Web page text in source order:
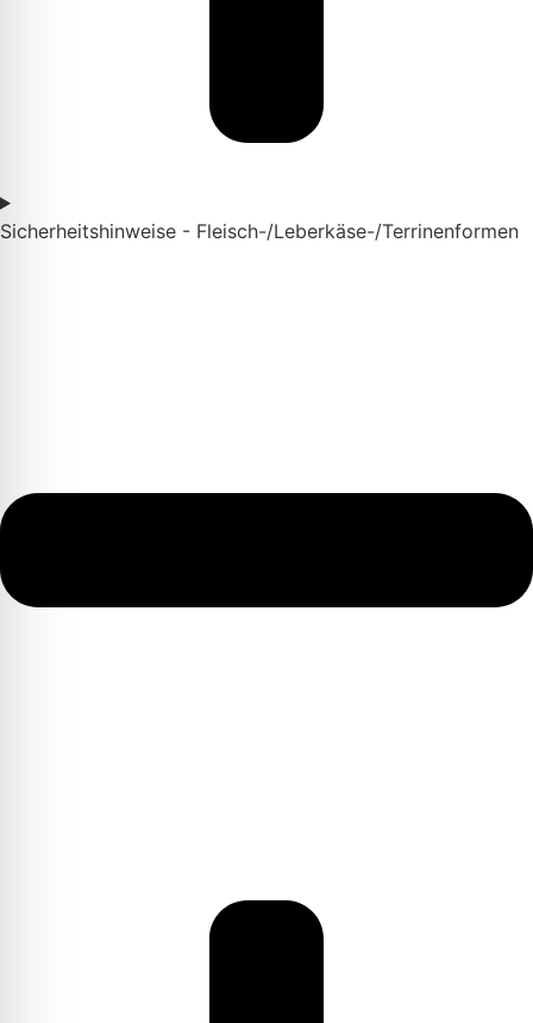
Sicherheitshinweise - Fleisch-/Leberkäse-/Terrinenformen